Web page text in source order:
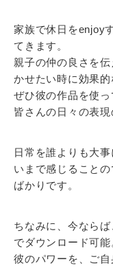
家族で休日をenjoy
てきます。
親子の仲の良さを
かせたい時に効果的
ぜひ彼の作品を使
皆さんの日々の表
日常を誰よりも大
いまで感じること
ばかりです。
ちなみに、今なら
でダウンロード可能
彼のパワーを、ご